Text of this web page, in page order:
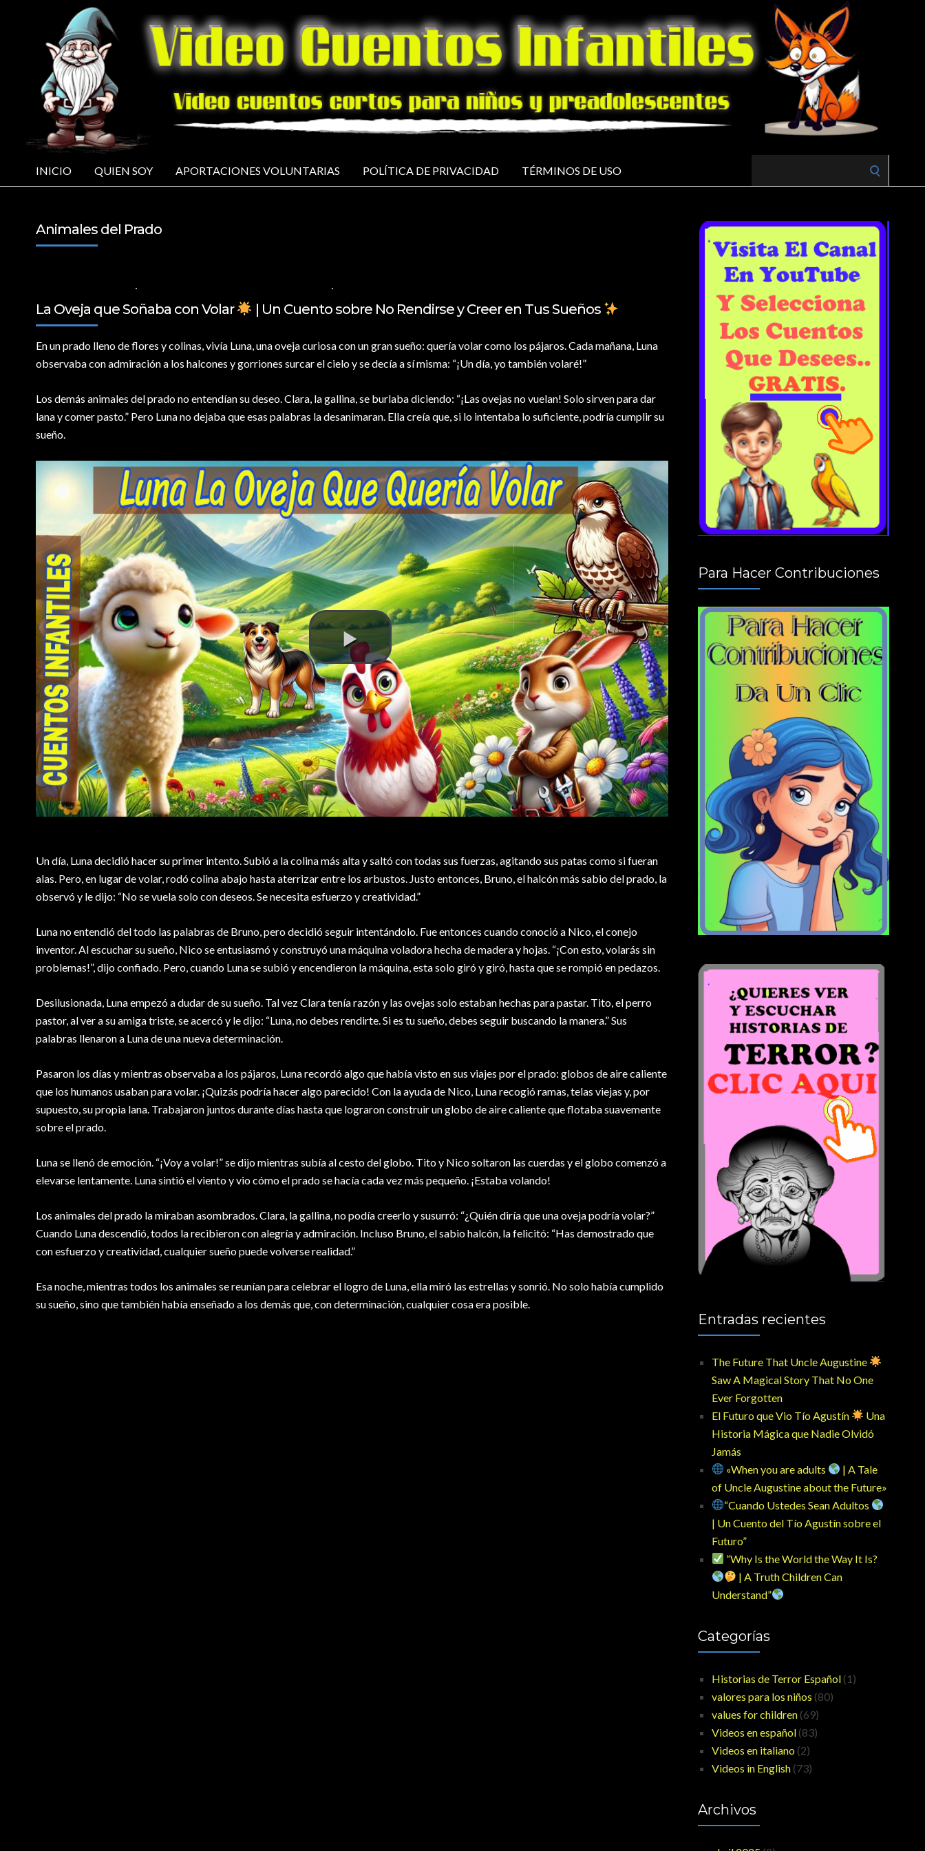
INICIO QUIEN SOY APORTACIONES VOLUNTARIAS POLÍTICA DE PRIVACIDAD TÉRMINOS DE USO
Animales del Prado
La Oveja que Soñaba con Volar | Un Cuento sobre No Rendirse y Creer en Tus Sueños
En un prado lleno de flores y colinas,vivía Luna, una oveja curiosa con un gran sueño: quería volar como los pájaros. Cada mañana, Luna
observaba con admiración a los halcones y gorriones surcar el cielo y se decía a sí misma: “¡Un día, yo también volaré!”
Los demás animales del prado no entendían su deseo. Clara, la gallina, se burlaba diciendo: “¡Las ovejas no vuelan! Solo sirven para dar
lana y comer pasto.” Pero Luna no dejaba que esas palabras la desanimaran. Ella creía que, si lo intentaba lo suficiente, podría cumplir su
sueño.
Un día, Luna decidió hacer su primer intento. Subió a la colina más alta y saltó con todas sus fuerzas, agitando sus patas como si fueran
alas. Pero, en lugar de volar, rodó colina abajo hasta aterrizar entre los arbustos. Justo entonces, Bruno, el halcón más sabio del prado, la
observó y le dijo: “No se vuela solo con deseos. Se necesita esfuerzo y creatividad.”
Luna no entendió del todo las palabras de Bruno, pero decidió seguir intentándolo. Fue entonces cuando conoció a Nico, el conejo
inventor. Al escuchar su sueño, Nico se entusiasmó y construyó una máquina voladora hecha de madera y hojas. “¡Con esto, volarás sin
problemas!”, dijo confiado. Pero, cuando Luna se subió y encendieron la máquina, esta solo giró y giró, hasta que se rompió en pedazos.
Desilusionada, Luna empezó a dudar de su sueño. Tal vez Clara tenía razón y las ovejas solo estaban hechas para pastar. Tito, el perro
pastor, al ver a su amiga triste, se acercó y le dijo: “Luna, no debes rendirte. Si es tu sueño, debes seguir buscando la manera.” Sus
palabras llenaron a Luna de una nueva determinación.
Pasaron los días y mientras observaba a los pájaros, Luna recordó algo que había visto en sus viajes por el prado: globos de aire caliente
que los humanos usaban para volar. ¡Quizás podría hacer algo parecido! Con la ayuda de Nico, Luna recogió ramas, telas viejas y, por
supuesto, su propia lana. Trabajaron juntos durante días hasta que lograron construir un globo de aire caliente que flotaba suavemente
sobre el prado.
Luna se llenó de emoción. “¡Voy a volar!” se dijo mientras subía al cesto del globo. Tito y Nico soltaron las cuerdas y el globo comenzó a
elevarse lentamente. Luna sintió el viento y vio cómo el prado se hacía cada vez más pequeño. ¡Estaba volando!
Los animales del prado la miraban asombrados. Clara, la gallina, no podía creerlo y susurró: “¿Quién diría que una oveja podría volar?”
Cuando Luna descendió, todos la recibieron con alegría y admiración. Incluso Bruno, el sabio halcón, la felicitó: “Has demostrado que
con esfuerzo y creatividad, cualquier sueño puede volverse realidad.”
Esa noche, mientras todos los animales se reunían para celebrar el logro de Luna, ella miró las estrellas y sonrió. No solo había cumplido
su sueño, sino que también había enseñado a los demás que, con determinación, cualquier cosa era posible.
Para Hacer Contribuciones
Entradas recientes
The Future That Uncle Augustine
Saw A Magical Story That No One
Ever Forgotten
El Futuro que Vio Tío Agustín
Una
Historia Mágica que Nadie Olvidó
Jamás
«When you are adults
| A Tale
of Uncle Augustine about the Future»
“Cuando Ustedes Sean Adultos
| Un Cuento del Tío Agustín sobre el
Futuro”
“Why Is the World the Way It Is?
| A Truth Children Can
Understand”
Categorías
Historias de Terror Español(1)
valores para los niños (80)
values for children(69)
Videos en español(83)
Videos en italiano(2)
Videos in English(73)
Archivos